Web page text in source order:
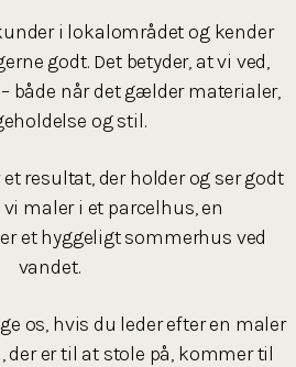
i lokalområdet og kender
godt. Det betyder, at vi ved,
både når det gælder materialer,
og stil.
resultat, der holder og ser godt
maler i et parcelhus, en
et hyggeligt sommerhus ved
vandet.
os, hvis du leder efter en maler
der er til at stole på, kommer til